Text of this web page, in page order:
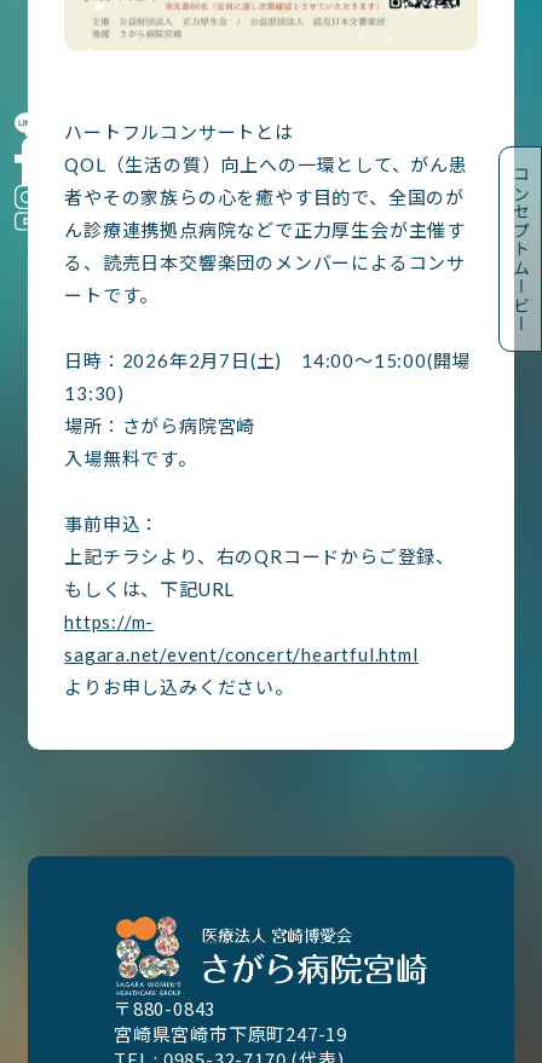
コンセプトムービー
ハートフルコンサートとは
QOL（生活の質）向上への一環として、がん患
者やその家族らの心を癒やす目的で、全国のが
ん診療連携拠点病院などで正力厚生会が主催す
る、読売日本交響楽団のメンバーによるコンサ
ートです。
日時：2026年2月7日(土) 14:00～15:00(開場
13:30)
場所：さがら病院宮崎
入場無料です。
事前申込：
上記チラシより、右のQRコードからご登録、
もしくは、下記URL
https://m-
sagara.net/event/concert/heartful.html
よりお申し込みください。
〒880-0843
宮崎県宮崎市下原町247-19